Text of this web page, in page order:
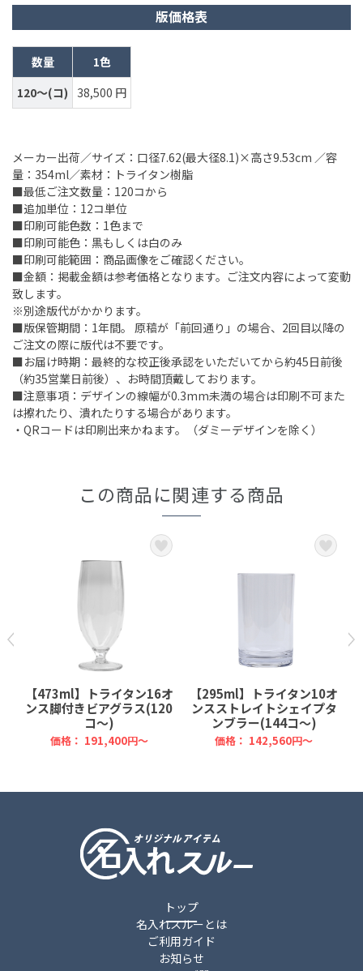
版価格表
数量
1色
120～(コ)
38,500 円
メーカー出荷／サイズ：口径7.62(最大径8.1)×高さ9.53cm ／容
量：354ml／素材：トライタン樹脂
■最低ご注文数量：120コから
■追加単位：12コ単位
■印刷可能色数：1色まで
■印刷可能色：黒もしくは白のみ
■印刷可能範囲：商品画像をご確認ください。
■金額：掲載金額は参考価格となります。ご注文内容によって変動
致します。
※別途版代がかかります。
■版保管期間：1年間。 原稿が「前回通り」の場合、2回目以降の
ご注文の際に版代は不要です。
■お届け時期：最終的な校正後承認をいただいてから約45日前後
（約35営業日前後）、お時間頂戴しております。
■注意事項：デザインの線幅が0.3mm未満の場合は印刷不可また
は擦れたり、潰れたりする場合があります。
・QRコードは印刷出来かねます。（ダミーデザインを除く）
この商品に関連する商品
【473ml】トライタン16オ
ンス脚付きビアグラス(120
コ～)
価格： 191,400円～
【295ml】トライタン10オ
ンスストレイトシェイプタ
ンブラー(144コ～)
価格： 142,560円～
トップ
名入れスルーとは
ご利用ガイド
お知らせ